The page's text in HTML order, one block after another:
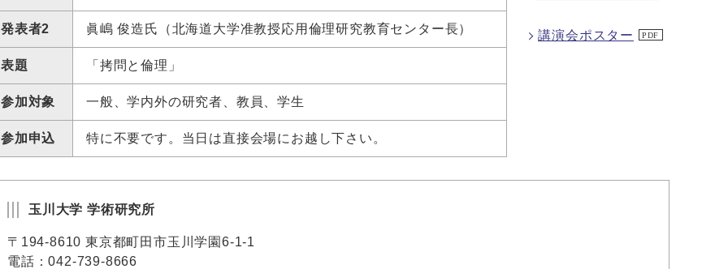
講演会ポスター
発表者2 眞嶋 俊造氏（北海道大学准教授応用倫理研究教育センター長）
表題 「拷問と倫理」
参加対象 一般、学内外の研究者、教員、学生
参加申込 特に不要です。当日は直接会場にお越し下さい。
玉川大学 学術研究所
〒194-8610 東京都町田市玉川学園6-1-1
電話：042-739-8666